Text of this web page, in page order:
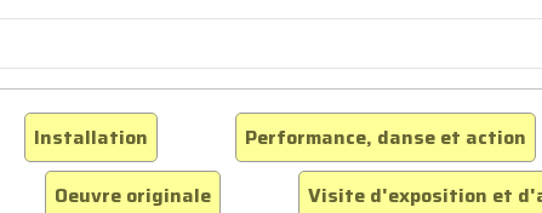
Installation Performance, danse et action
Oeuvre originale
Visite d'exposition et